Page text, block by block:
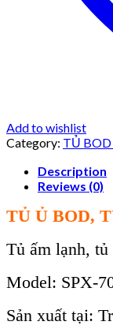
Add to wishlist
Category: TỦ
Description
Reviews (0)
TỦ Ủ BOD,
Tủ ấm lạnh,
Model: SPX-
Sản xuất tại: